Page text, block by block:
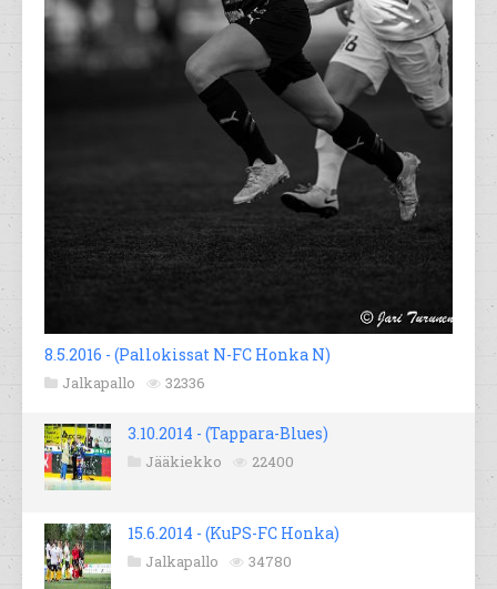
8.5.2016 - (Pallokissat N-FC Honka N)
Jalkapallo 32336
3.10.2014 - (Tappara-Blues)
Jääkiekko 22400
15.6.2014 - (KuPS-FC Honka)
Jalkapallo 34780